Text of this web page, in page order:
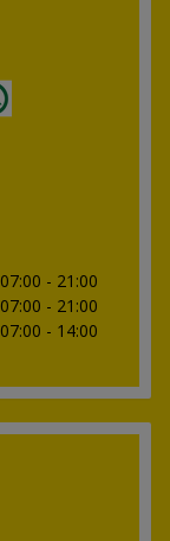
07:00 - 21:00
07:00 - 21:00
07:00 - 14:00